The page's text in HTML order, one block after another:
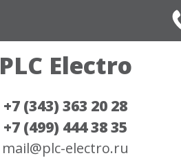
PLC Electro
+7 (343) 363 20 28
+7 (499) 444 38 35
mail@plc-electro.ru